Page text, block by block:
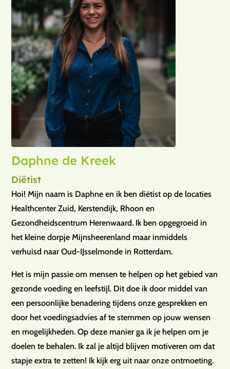
Daphne de Kreek
Diëtist
Hoi! Mijn naam is Daphne en ik ben diëtist op de locaties
Healthcenter Zuid, Kerstendijk, Rhoon en
Gezondheidscentrum Herenwaard. Ik ben opgegroeid in
het kleine dorpje Mijnsheerenland maar inmiddels
verhuisd naar Oud-IJsselmonde in Rotterdam.
Het is mijn passie om mensen te helpen op het gebied van
gezonde voeding en leefstijl. Dit doe ik door middel van
een persoonlijke benadering tijdens onze gesprekken en
door het voedingsadvies af te stemmen op jouw wensen
en mogelijkheden. Op deze manier ga ik je helpen om je
doelen te behalen. Ik zal je altijd blijven motiveren om dat
stapje extra te zetten! Ik kijk erg uit naar onze ontmoeting.